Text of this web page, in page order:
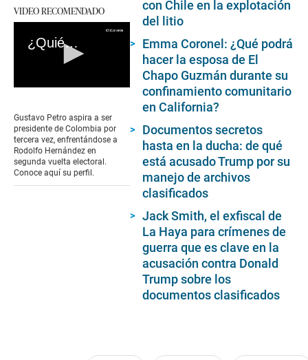
VIDEO RECOMENDADO
¿Quién es Gustavo Petro, el “revolucionario” que quiere gobernar Colombia?
of
0
seconds
Gustavo Petro aspira a ser
presidente de Colombia por
tercera vez, enfrentándose a
Rodolfo Hernández en
segunda vuelta electoral.
Conoce aquí su perfil.
con Chile en la explotación
del litio
Emma Coronel: ¿Qué podrá
hacer la esposa de El
Chapo Guzmán durante su
confinamiento comunitario
en California?
Documentos secretos
hasta en la ducha: de qué
está acusado Trump por su
manejo de archivos
clasificados
Jack Smith, el exfiscal de
La Haya para crímenes de
guerra que es clave en la
acusación contra Donald
Trump sobre los
documentos clasificados